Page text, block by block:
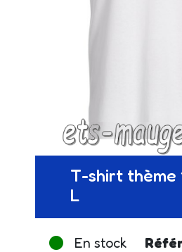
T-shirt thème
L
En stock